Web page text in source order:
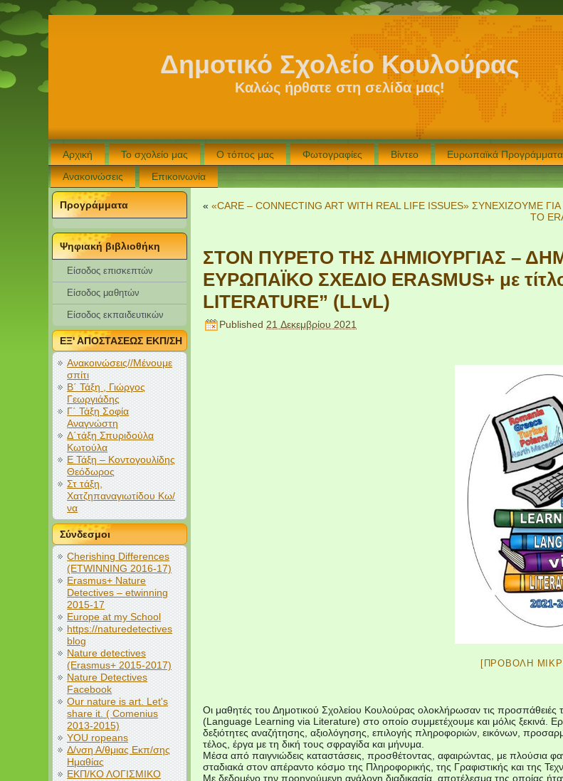
Δημοτικό Σχολείο Κουλούρας
Καλώς ήρθατε στη σελίδα μας!
Αρχική Το σχολείο μας Ο τόπος μας Φωτογραφίες Βίντεο Ευρωπαϊκά Προγράμματα
Ανακοινώσεις
Επικοινωνία
Προγράμματα
Ψηφιακή βιβλιοθήκη
Είσοδος επισκεπτών
Eίσοδος μαθητών
Είσοδος εκπαιδευτικών
ΕΞ' ΑΠΟΣΤΑΣΕΩΣ ΕΚΠ/ΣΗ
Ανακοινώσεις//Μένουμε
σπίτι
Β΄ Τάξη , Γιώργος
Γεωργιάδης
Γ΄ Τάξη Σοφία
Αναγνώστη
Δ΄τάξη Σπυριδούλα
Κωτούλα
Ε Τάξη – Κοντογουλίδης
Θεόδωρος
Στ τάξη,
Χατζηπαναγιωτίδου Κω/
να
Σύνδεσμοι
Cherishing Differences
(ETWINNING 2016-17)
Erasmus+ Nature
Detectives – etwinning
2015-17
Europe at my School
https://naturedetectives
blog
Nature detectives
(Erasmus+ 2015-2017)
Nature Detectives
Facebook
Our nature is art. Let's
share it. ( Comenius
2013-2015)
YOU ropeans
Δ/νση Α/θμιας Εκπ/σης
Ημαθίας
ΕΚΠ/ΚΟ ΛΟΓΙΣΜΙΚΟ
««CARE – CONNECTING ART WITH REAL LIFE ISSUES» ΣΥΝΕΧΙΖΟΥΜΕ
ΤΟ
ΣΤΟΝ ΠΥΡΕΤΟ ΤΗΣ ΔΗΜΙΟΥΡΓΙΑΣ –
ΕΥΡΩΠΑΪΚΟ ΣΧΕΔΙΟ ERASMUS+ με
LITERATURE” (LLvL)
Published 21 Δεκεμβρίου 2021
[ΠΡΟΒΟΛΉ
Οι μαθητές του Δημοτικού Σχολείου Κουλούρας ολοκλήρωσαν τις προσπάθειές
(Language Learning via Literature) στο οποίο συμμετέχουμε και μόλις ξεκινά.
δεξιότητες αναζήτησης, αξιολόγησης, επιλογής πληροφοριών, εικόνων,
τέλος, έργα με τη δική τους σφραγίδα και μήνυμα.
Μέσα από παιγνιώδεις καταστάσεις, προσθέτοντας, αφαιρώντας, με πλούσια
σταδιακά στον απέραντο κόσμο της Πληροφορικής, της Γραφιστικής και της
Με δεδομένο την προηγούμενη ανάλογη διαδικασία, αποτέλεσμα της οποίας